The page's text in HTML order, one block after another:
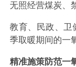
无照经营煤炭、
教育、民政、卫
季取暖期间的一
精准施策防范一